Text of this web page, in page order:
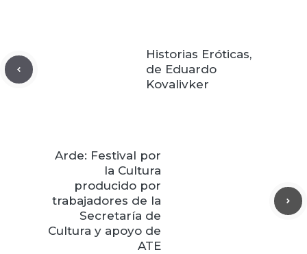
Historias Eróticas,
de Eduardo
Kovalivker
Arde: Festival por
la Cultura
producido por
trabajadores de la
Secretaría de
Cultura y apoyo de
ATE